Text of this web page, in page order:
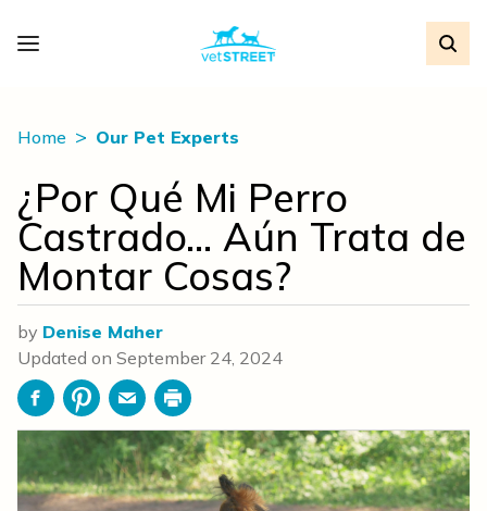
Home Our Pet Experts
¿Por Qué Mi Perro
Castrado… Aún Trata de
Montar Cosas?
by Denise Maher
Updated on September 24, 2024
FacebookPinterestEmailPrint